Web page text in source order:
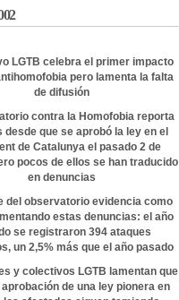
LGTB celebra el primer impacto
pero lamenta la falta
de difusión
contra la Homofobia reporta
desde que se aprobó la ley en el
de Catalunya el pasado 2 de
pocos de ellos se han traducido
en denuncias
del observatorio evidencia como
estas denuncias: el año
se registraron 394 ataques
un 2,5% más que el año pasado
y colectivos LGTB lamentan que
de una ley pionera en